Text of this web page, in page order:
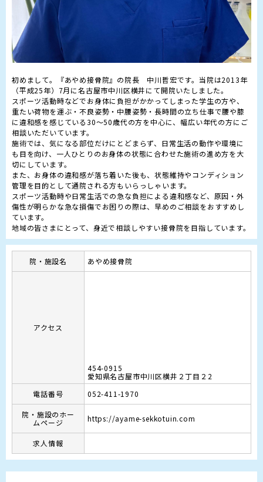
初めまして。『あやめ接骨院』の院長　中川哲宏です。当院は2013年
（平成25年）7月に名古屋市中川区横井にて開院いたしました。
スポーツ活動時などでお身体に負担がかかってしまった学生の方や、
重たい荷物を運ぶ・不良姿勢・中腰姿勢・長時間の立ち仕事で腰や膝
に違和感を感じている30～50歳代の方を中心に、幅広い年代の方にご
相談いただいています。
施術では、気になる部位だけにとどまらず、日常生活の動作や環境に
も目を向け、一人ひとりのお身体の状態に合わせた施術の進め方を大
切にしています。
また、お身体の違和感が落ち着いた後も、状態維持やコンディション
管理を目的として通院される方もいらっしゃいます。
スポーツ活動時や日常生活での急な負担による違和感など、原因・外
傷性が明らかな急な損傷でお困りの際は、早めのご相談をおすすめし
ています。
地域の皆さまにとって、身近で相談しやすい接骨院を目指しています。
院・施設名 あやめ接骨院
アクセス
454-0915
愛知県名古屋市中川区横井２丁目２2
電話番号
052-411-1970
院・施設のホー
ムページ
https://ayame-sekkotuin.com
求人情報